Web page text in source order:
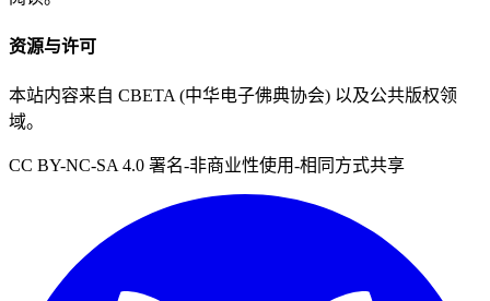
资源与许可
本站内容来自 CBETA (中华电子佛典协会) 以及公共版权领
域。
CC BY-NC-SA 4.0 署名-非商业性使用-相同方式共享